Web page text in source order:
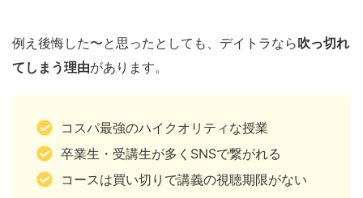
例え後悔した〜と思ったとしても、デイトラなら吹っ切れ
てしまう理由があります。
コスパ最強のハイクオリティな授業
卒業生・受講生が多くSNSで繋がれる
コースは買い切りで講義の視聴期限がない